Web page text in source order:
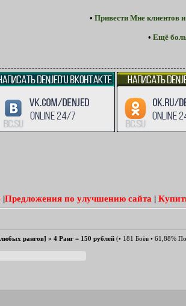
• Привести Мне клиентов
• Ещё
|Предложения по улучшению сайта |
рангов] » 4 Ранг = 150 рублей (• 181 Боёв • 61,88%